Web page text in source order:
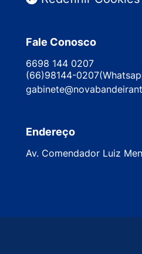
Fale Conosco
6698 144 0207
(66)98144-
Endereço
Av. Comendador Luiz